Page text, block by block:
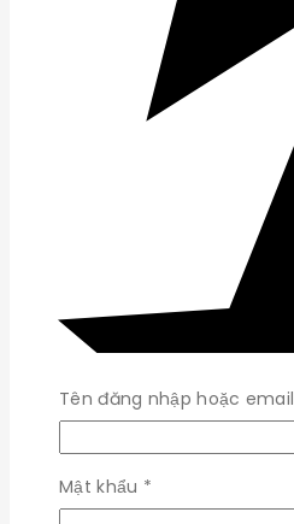
Tên đăng nhập hoặc email
Mật khẩu *
buộc